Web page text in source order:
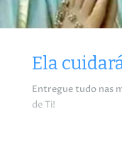
Ela
Entregue tudo nas
de Ti!